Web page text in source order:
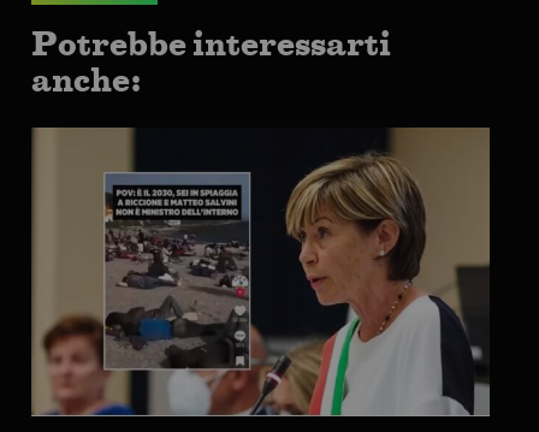
Potrebbe interessarti
anche: